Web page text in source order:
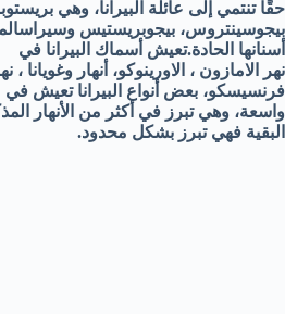
حقًا تنتمي إلى عائلة البيرانا، وهي
بيجوسينتروس، بيجوبريستيس
أسنانها الحادة.تعيش أسماك البيرانا في
نهر الامازون ، الاورينوكو، أنهار وغويانا ،
فرنسيسكو، بعض أنواع البيرانا تعيش
واسعة، وهي تبرز في أكثر من الأنهار
البقية فهي تبرز بشكل محدود.